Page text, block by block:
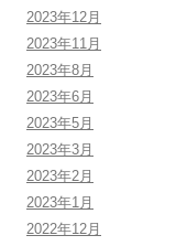
2023年12月
2023年11月
2023年8月
2023年6月
2023年5月
2023年3月
2023年2月
2023年1月
2022年12月